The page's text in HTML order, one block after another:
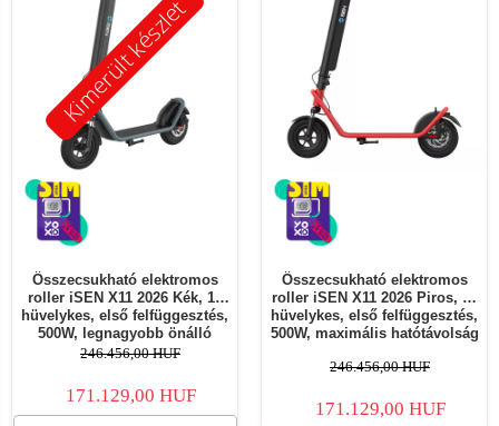
Kimerült készlet
Összecsukható elektromos
roller iSEN X11 2026 Kék, 10
hüvelykes, első felfüggesztés,
500W, legnagyobb önálló
működési távolság 50 km,
levehető akkumulátor
246.456,00 HUF
171.129,00 HUF
Összecsukható elektromos
roller iSEN X11 2026 Piros, 10
hüvelykes, első felfüggesztés,
500W, maximális hatótávolság
25km/h, levehető akkumulátor
246.456,00 HUF
171.129,00 HUF